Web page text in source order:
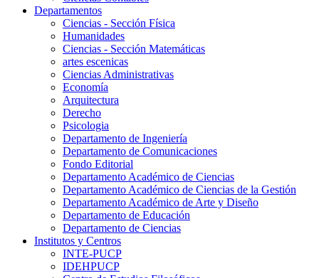
Departamentos
Ciencias - Sección Física
Humanidades
Ciencias - Sección Matemáticas
artes escenicas
Ciencias Administrativas
Economía
Arquitectura
Derecho
Psicologia
Departamento de Ingeniería
Departamento de Comunicaciones
Fondo Editorial
Departamento Académico de Ciencias
Departamento Académico de Ciencias de la Gestión
Departamento Académico de Arte y Diseño
Departamento de Educación
Departamento de Ciencias
Institutos y Centros
INTE-PUCP
IDEHPUCP